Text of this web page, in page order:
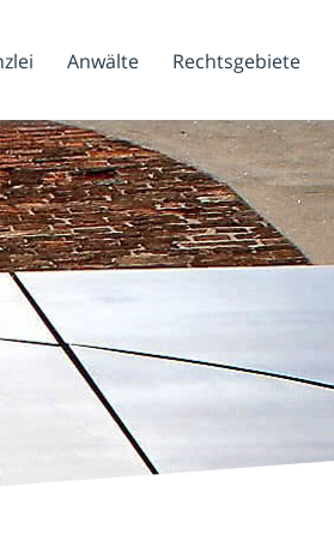
Anwälte Rechtsgebiete